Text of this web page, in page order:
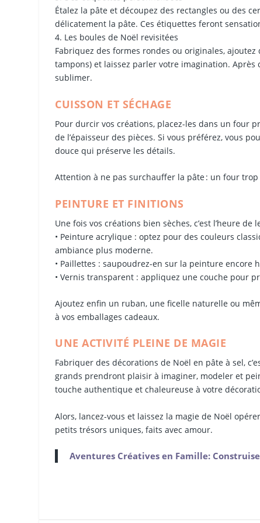
Étalez la pâte et découpez des rectangles ou des
délicatement la pâte. Ces étiquettes feront
4. Les boules de Noël revisitées
Fabriquez des formes rondes ou originales,
tampons) et laissez parler votre imagination.
sublimer.
CUISSON ET SÉCHAGE
Pour durcir vos créations, placez-les dans un four
de l’épaisseur des pièces. Si vous préférez, vous
douce qui préserve les détails.
Attention à ne pas surchauffer la pâte : un four
PEINTURE ET FINITIONS
Une fois vos créations bien sèches, c’est l’heure de
• Peinture acrylique : optez pour des couleurs
ambiance plus moderne.
• Paillettes : saupoudrez-en sur la peinture
• Vernis transparent : appliquez une couche pour
Ajoutez enfin un ruban, une ficelle naturelle ou
à vos emballages cadeaux.
UNE ACTIVITÉ PLEINE DE MAGIE
Fabriquer des décorations de Noël en pâte à sel,
grands prendront plaisir à imaginer, modeler et
touche authentique et chaleureuse à votre
Alors, lancez-vous et laissez la magie de Noël
petits trésors uniques, faits avec amour.
Aventures Créatives en Famille: